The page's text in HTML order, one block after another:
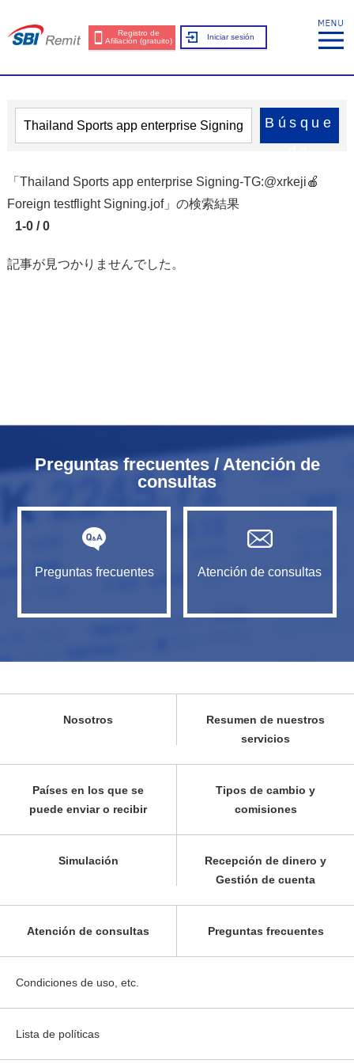
Registro de
Afiliación (gratuito)
Iniciar sesión
Búsque
「Thailand Sports app enterprise Signing-TG:@xrkeji🍎
Foreign testflight Signing.jof」の検索結果
1-0 / 0
記事が見つかりませんでした。
Preguntas frecuentes / Atención de
consultas
Preguntas frecuentes Atención de consultas
Nosotros
Resumen de nuestros
servicios
Países en los que se
puede enviar o recibir
Tipos de cambio y
comisiones
Simulación
Recepción de dinero y
Gestión de cuenta
Atención de consultas Preguntas frecuentes
Condiciones de uso, etc.
Lista de políticas